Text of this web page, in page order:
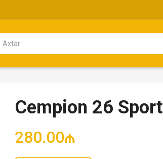
Cempion 26 Sport
280.00₼